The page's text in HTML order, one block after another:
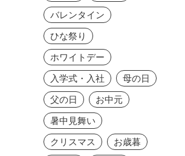
バレンタイン
ひな祭り
ホワイトデー
入学式・入社
母の日
父の日
お中元
暑中見舞い
クリスマス
お歳暮